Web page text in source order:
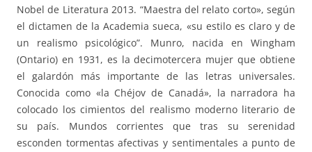
Nobel de Literatura 2013. “Maestra del relato corto», según
el dictamen de la Academia sueca, «su estilo es claro y de
un realismo psicológico”. Munro, nacida en Wingham
(Ontario) en 1931, es la decimotercera mujer que obtiene
el galardón más importante de las letras universales.
Conocida como «la Chéjov de Canadá», la narradora ha
colocado los cimientos del realismo moderno literario de
su país. Mundos corrientes que tras su serenidad
esconden tormentas afectivas y sentimentales a punto de